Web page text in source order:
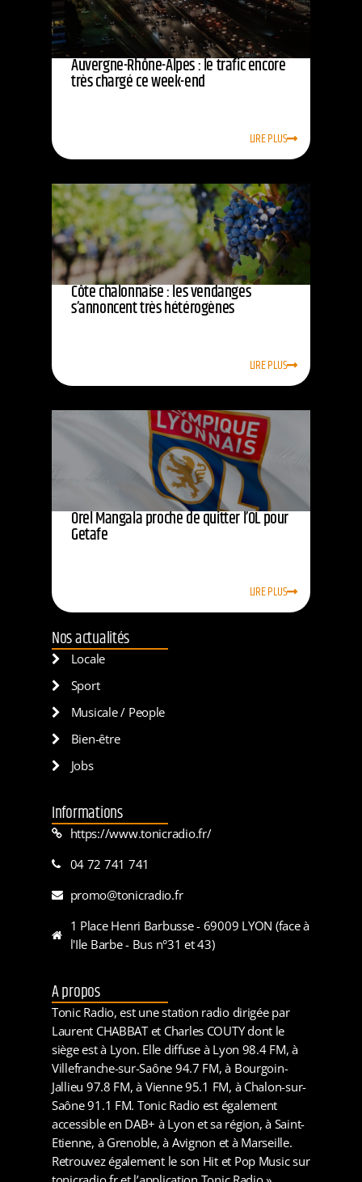
Auvergne-Rhône-Alpes : le trafic encore
très chargé ce week-end
LIRE PLUS
Côte chalonnaise : les vendanges
s’annoncent très hétérogènes
LIRE PLUS
Orel Mangala proche de quitter l’OL pour
Getafe
LIRE PLUS
Nos actualités
Locale
Sport
Musicale / People
Bien-être
Jobs
Informations
https://www.tonicradio.fr/
04 72 741 741
promo@tonicradio.fr
1 Place Henri Barbusse - 69009 LYON (face à
l'Ile Barbe - Bus n°31 et 43)
A propos
Tonic Radio, est une station radio dirigée par
Laurent CHABBAT et Charles COUTY dont le
siège est à Lyon. Elle diffuse à Lyon 98.4 FM, à
Villefranche-sur-Saône 94.7 FM, à Bourgoin-
Jallieu 97.8 FM, à Vienne 95.1 FM, à Chalon-sur-
Saône 91.1 FM. Tonic Radio est également
accessible en DAB+ à Lyon et sa région, à Saint-
Etienne, à Grenoble, à Avignon et à Marseille.
Retrouvez également le son Hit et Pop Music sur